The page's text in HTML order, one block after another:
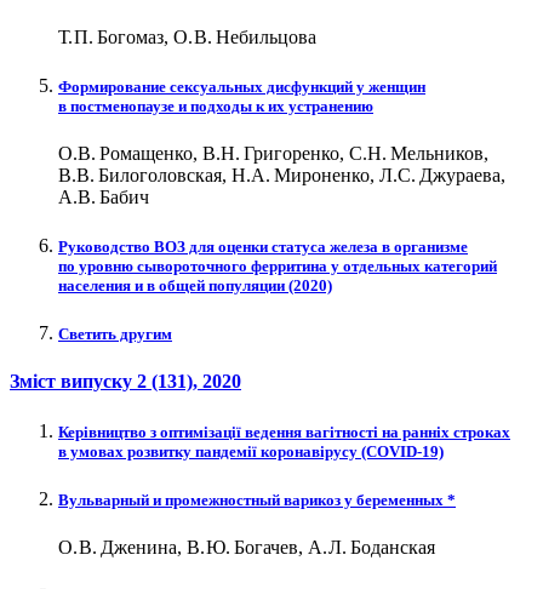
Т. П. Богомаз, О. В. Небильцова
Формирование сексуальных дисфункций у женщин
в постменопаузе и подходы к их устранению
О.В. Ромащенко, В.Н. Григоренко, С.Н. Мельников,
В.В. Билоголовская, Н.А. Мироненко, Л.С. Джураева,
А.В. Бабич
Руководство ВОЗ для оценки статуса железа в организме
по уровню сывороточного ферритина у отдельных категорий
населения и в общей популяции (2020)
Светить другим
Зміст випуску 2 (131), 2020
Керівництво з оптимізації ведення вагітності на ранніх строках
в умовах розвитку пандемії коронавірусу (СОVID‑19)
Вульварный и промежностный варикоз у беременных *
О. В. Дженина, В. Ю. Богачев, А. Л. Боданская